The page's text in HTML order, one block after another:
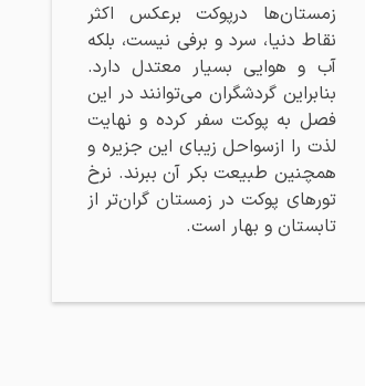
زمستان‌ها درپوکت برعکس اکثر
نقاط دنیا، سرد و برفی نیست، بلکه
آب و هوایی بسیار معتدل دارد.
بنابراین گردشگران می‌توانند در این
فصل به پوکت سفر کرده و نهایت
لذت را ازسواحل زیبای این جزیره و
همچنین طبیعت بکر آن ببرند. نرخ
تورهای پوکت در زمستان گران‌تر از
تابستان و بهار است.